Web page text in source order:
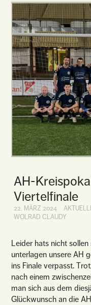
AH-
Viertelfinale
22. MÄRZ 2024
WOLRAD CLAUDY
Leider hats nicht
unterlagen unsere AH
ins Finale verpasst.
nach einem
man sich aus dem
Glückwunsch an die